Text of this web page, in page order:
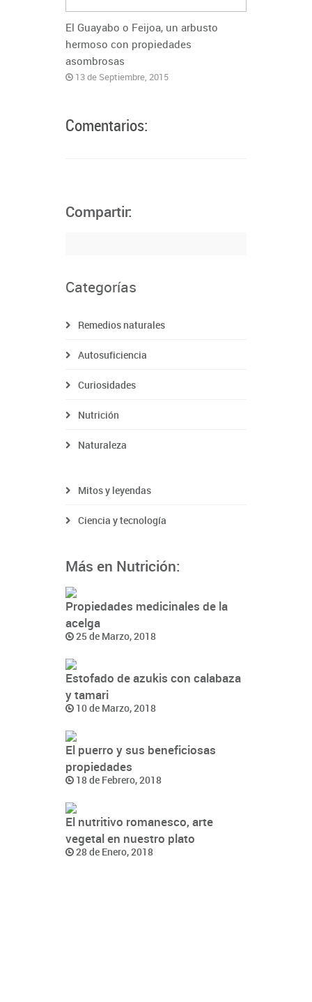
El Guayabo o Feijoa, un arbusto
hermoso con propiedades
asombrosas
13 de Septiembre, 2015
Comentarios:
Compartir:
Categorías
Remedios naturales
Autosuficiencia
Curiosidades
Nutrición
Naturaleza
Mitos y leyendas
Ciencia y tecnología
Más en Nutrición:
Propiedades medicinales de la
acelga
25 de Marzo, 2018
Estofado de azukis con calabaza
y tamari
10 de Marzo, 2018
El puerro y sus beneficiosas
propiedades
18 de Febrero, 2018
El nutritivo romanesco, arte
vegetal en nuestro plato
28 de Enero, 2018